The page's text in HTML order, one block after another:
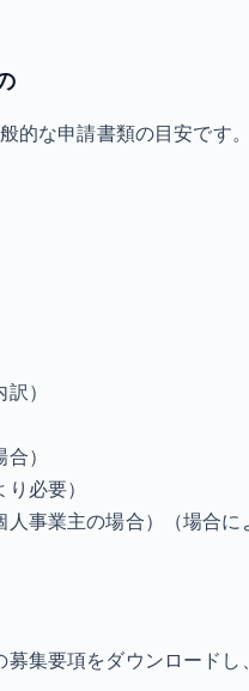
的な申請書類の目安です
）
）
必要）
事業主の場合）
（場合に
集要項をダウンロードし